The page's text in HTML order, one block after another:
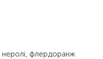
неролі флердоранж